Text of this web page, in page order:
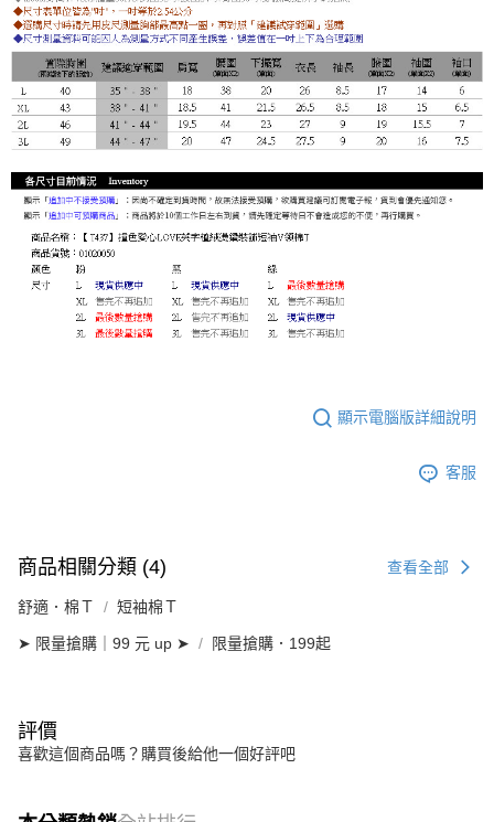
顯示電腦版詳細說明
客服
商品相關分類 (4) 查看全部
舒適．棉Ｔ 短袖棉Ｔ
➤ 限量搶購｜99 元 up ➤ 限量搶購．199起
評價
喜歡這個商品嗎？購買後給他一個好評吧